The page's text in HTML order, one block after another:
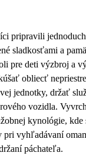
pripravili
sladkosťami a
pre deti výzbroj a
obliecť
jednotky, držať
vozidla.
kynológie, kde
pri vyhľadávaní
páchateľa.